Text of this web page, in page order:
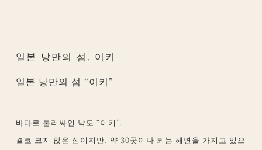
일본 낭만의 섬, 이키
일본 낭만의 섬 “이키”
바다로 둘러싸인 낙도 “이키”.
결코 크지 않은 섬이지만, 약 30곳이나 되는 해변을 가지고 있으